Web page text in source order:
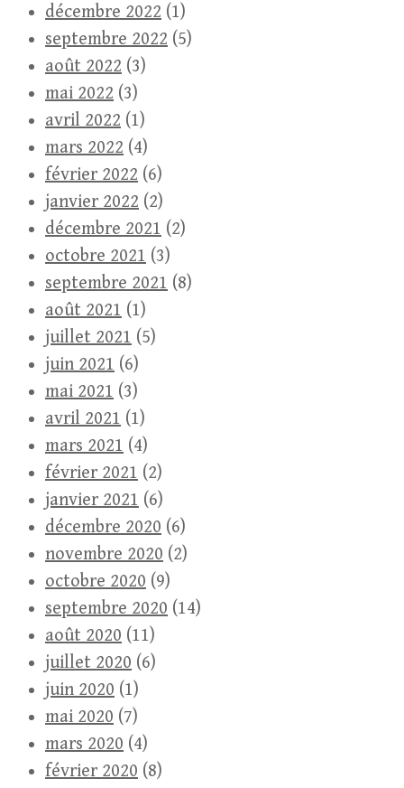
décembre 2022 (1)
septembre 2022 (5)
août 2022 (3)
mai 2022 (3)
avril 2022 (1)
mars 2022 (4)
février 2022 (6)
janvier 2022 (2)
décembre 2021 (2)
octobre 2021 (3)
septembre 2021 (8)
août 2021 (1)
juillet 2021 (5)
juin 2021 (6)
mai 2021 (3)
avril 2021 (1)
mars 2021 (4)
février 2021 (2)
janvier 2021 (6)
décembre 2020 (6)
novembre 2020 (2)
octobre 2020 (9)
septembre 2020 (14)
août 2020 (11)
juillet 2020 (6)
juin 2020 (1)
mai 2020 (7)
mars 2020 (4)
février 2020 (8)